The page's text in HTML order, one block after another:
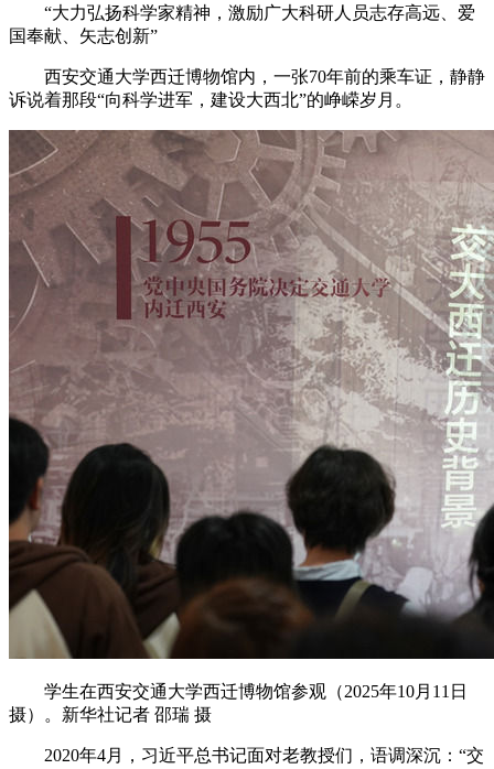
“大力弘扬科学家精神，激励广大科研人员志存高远、爱
国奉献、矢志创新”
西安交通大学西迁博物馆内，一张70年前的乘车证，静静
诉说着那段“向科学进军，建设大西北”的峥嵘岁月。
学生在西安交通大学西迁博物馆参观（2025年10月11日
摄）。新华社记者 邵瑞 摄
2020年4月，习近平总书记面对老教授们，语调深沉：“交